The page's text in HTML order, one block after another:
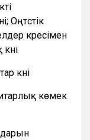
Оңтүстік
күресімен
күні
көмек